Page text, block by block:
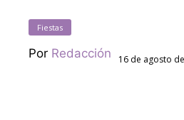
Fiestas
Por Redacción 16 de agosto